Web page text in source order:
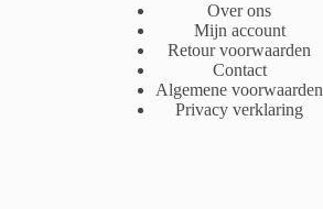
Over ons
Mijn account
Retour voorwaarden
Contact
Algemene voorwaarden
Privacy verklaring